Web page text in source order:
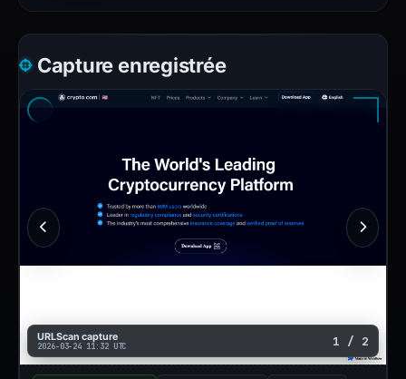
Capture enregistrée
URLScan capture
2026-03-24 11:32 UTC 1 / 2